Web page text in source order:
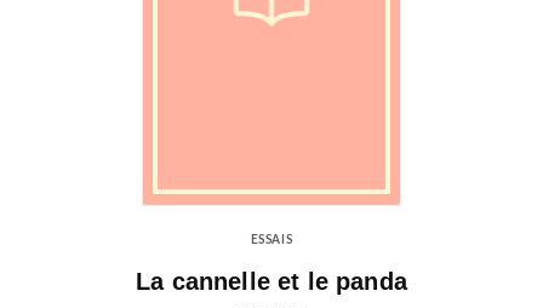
ESSAIS
La cannelle et le panda